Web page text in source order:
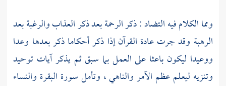
ومما الكلام فيه التضاد : ذكر الرحمة بعد ذكر العذاب والرغبة بعد
الرهبة وقد جرت عادة القرآن إذا ذكر أحكاما ذكر بعدها وعدا
ووعيدا ليكون باعثا على العمل بما سبق ثم يذكر آيات توحيد
وتنزيه ليعلم عظم الآمر والناهي ، وتأمل سورة البقرة والنساء